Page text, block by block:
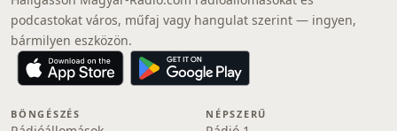
podcastokat város, műfaj vagy hangulat szerint — ingyen,
bármilyen eszközön.
BÖNGÉSZÉS NÉPSZERŰ